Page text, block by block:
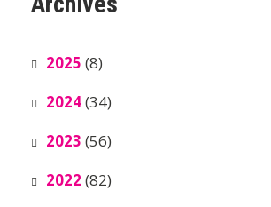
2025 (8)
2024(34)
2023 (56)
2022 (82)